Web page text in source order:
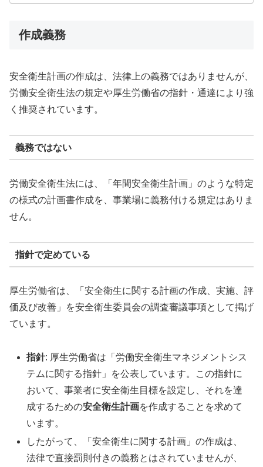
作成義務
安全衛生計画の作成は、法律上の義務ではありませんが、
労働安全衛生法の規定や厚生労働省の指針・通達により強
く推奨されています。
義務ではない
労働安全衛生法には、「年間安全衛生計画」のような特定
の様式の計画書作成を、事業場に義務付ける規定はありま
せん。
指針で定めている
厚生労働省は、「安全衛生に関する計画の作成、実施、評
価及び改善」を安全衛生委員会の調査審議事項として掲げ
ています。
指針: 厚生労働省は「労働安全衛生マネジメントシス
テムに関する指針」を公表しています。この指針に
おいて、事業者に安全衛生目標を設定し、それを達
成するための安全衛生計画を作成することを求めて
います。
したがって、「安全衛生に関する計画」の作成は、
法律で直接罰則付きの義務とはされていませんが、